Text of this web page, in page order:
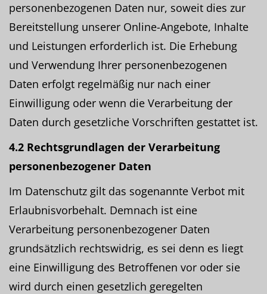
personenbezogenen Daten nur, soweit dies zur
Bereitstellung unserer Online-Angebote, Inhalte
und Leistungen erforderlich ist. Die Erhebung
und Verwendung Ihrer personenbezogenen
Daten erfolgt regelmäßig nur nach einer
Einwilligung oder wenn die Verarbeitung der
Daten durch gesetzliche Vorschriften gestattet ist.
4.2 Rechtsgrundlagen der Verarbeitung
personenbezogener Daten
Im Datenschutz gilt das sogenannte Verbot mit
Erlaubnisvorbehalt. Demnach ist eine
Verarbeitung personenbezogener Daten
grundsätzlich rechtswidrig, es sei denn es liegt
eine Einwilligung des Betroffenen vor oder sie
wird durch einen gesetzlich geregelten